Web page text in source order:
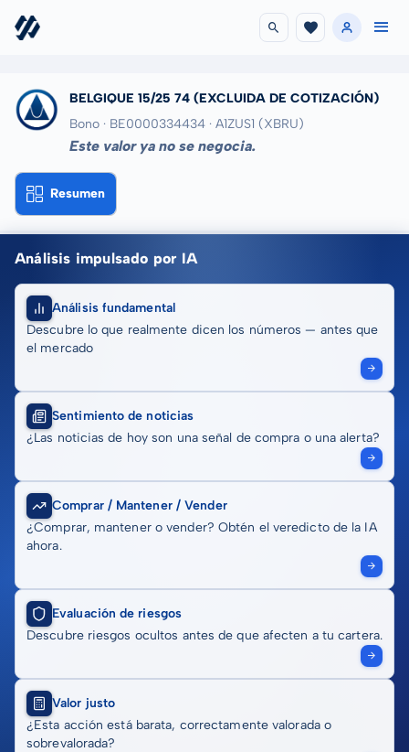
BELGIQUE 15/25 74 (EXCLUIDA DE COTIZACIÓN)
Bono · BE0000334434 · A1ZUS1 (XBRU)
Este valor ya no se negocia.
Resumen
Análisis impulsado por IA
Análisis fundamental
Descubre lo que realmente dicen los números — antes que
el mercado
Sentimiento de noticias
¿Las noticias de hoy son una señal de compra o una alerta?
Comprar / Mantener / Vender
¿Comprar, mantener o vender? Obtén el veredicto de la IA
ahora.
Evaluación de riesgos
Descubre riesgos ocultos antes de que afecten a tu cartera.
Valor justo
¿Esta acción está barata, correctamente valorada o
sobrevalorada?